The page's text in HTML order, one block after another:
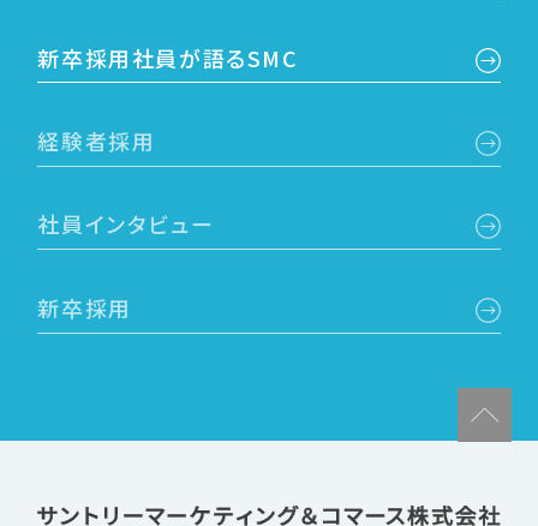
新卒採用社員が語るSMC
経験者採用
社員インタビュー
新卒採用